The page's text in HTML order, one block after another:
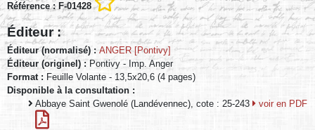
Référence : F-01428
Éditeur :
Éditeur (normalisé) : ANGER [Pontivy]
Éditeur (originel) : Pontivy - Imp. Anger
Format : Feuille Volante - 13,5x20,6 (4 pages)
Disponible à la consultation :
Abbaye Saint Gwenolé (Landévennec), cote : 25-243
voir en PDF